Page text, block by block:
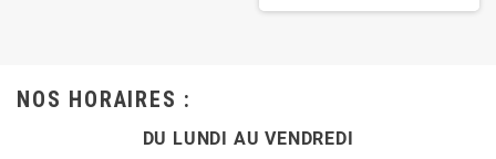
NOS HORAIRES :
DU LUNDI AU VENDREDI